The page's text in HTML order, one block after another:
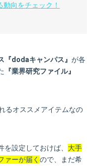
向をチェック！
『dodaキャンパス』 が各
『業界研究ファイル』
るオススメアイテムなの
設定しておけば、 大手
ァーが届く ので、まだ希